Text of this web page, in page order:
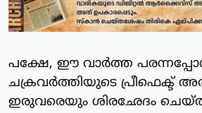
പക്ഷേ, ഈ വാര്‍ത്ത
ചക്രവര്‍ത്തിയുടെ പ്രീഫെക്ട്
ഇരുവരെയും ശിരഛേദം